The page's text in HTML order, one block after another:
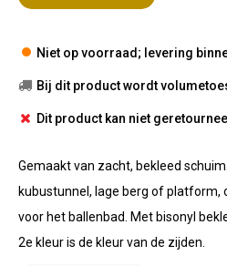
Niet op voorraad; levering
Bij dit product wordt
Dit product kan niet
Gemaakt van zacht, bekleed
kubustunnel, lage berg of platform,
voor het ballenbad. Met bisonyl
2e kleur is de kleur van de zijden.